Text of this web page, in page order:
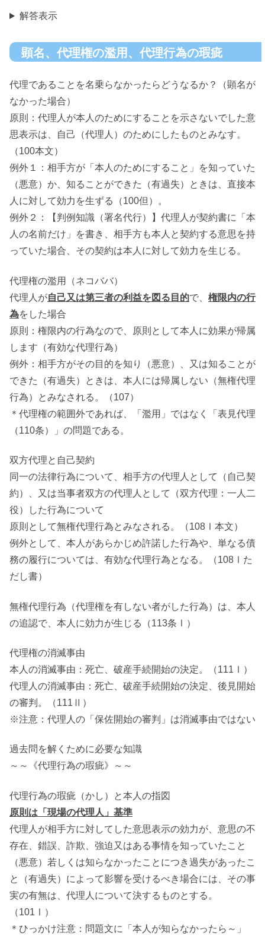
解答表示
顕名、代理権の濫用、代理行為の瑕疵
代理であることを名乗らなかったらどうなるか？（顕名が
なかった場合）
原則：代理人が本人のためにすることを示さないでした意
思表示は、自己（代理人）のためにしたものとみなす。
（100本文）
例外１：相手方が「本人のためにすること」を知っていた
（悪意）か、知ることができた（有過失）ときは、直接本
人に対して効力を生ずる（100但）。
例外２：【判例知識（署名代行）】代理人が契約書に「本
人の名前だけ」を書き、相手方も本人と契約する意思を持
っていた場合、その契約は本人に対して効力を生じる。
代理権の濫用（ネコババ）
代理人が自己又は第三者の利益を図る目的で、 権限内の行
為をした場合
原則：権限内の行為なので、原則として本人に効果が帰属
します（有効な代理行為）
例外：相手方がその目的を知り（悪意）、又は知ることが
できた（有過失）ときは、本人には帰属しない（無権代理
行為）とみなされる。（107）
＊代理権の範囲外であれば、「濫用」ではなく「表見代理
（110条）」の問題である。
双方代理と自己契約
同一の法律行為について、相手方の代理人として（自己契
約）、又は当事者双方の代理人として（双方代理：一人二
役）した行為について
原則として無権代理行為とみなされる。（108Ⅰ本文）
例外として、本人があらかじめ許諾した行為や、単なる債
務の履行については、有効な代理行為となる。（108Ⅰた
だし書）
無権代理行為（代理権を有しない者がした行為）は、本人
の追認で、本人に効力が生じる（113条Ⅰ）
代理権の消滅事由
本人の消滅事由：死亡、破産手続開始の決定。（111Ⅰ）
代理人の消滅事由：死亡、破産手続開始の決定、後見開始
の審判。（111Ⅱ）
※注意：代理人の「保佐開始の審判」は消滅事由ではない
過去問を解くために必要な知識
～～《代理行為の瑕疵》～～
代理行為の瑕疵（かし）と本人の指図
原則は「現場の代理人」基準
代理人が相手方に対してした意思表示の効力が、意思の不
存在、錯誤、詐欺、強迫又はある事情を知っていたこと
（悪意）若しくは知らなかったことにつき過失があったこ
と（有過失）によって影響を受けるべき場合には、その事
実の有無は、代理人について決するものとする。
（101Ⅰ）
＊ひっかけ注意：問題文に「本人が知らなかったら～」